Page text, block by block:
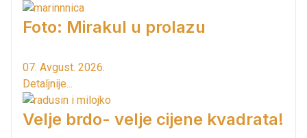
Foto: Mirakul u prolazu
07. Avgust. 2026.
Detaljnije...
Velje brdo- velje cijene kvadrata!